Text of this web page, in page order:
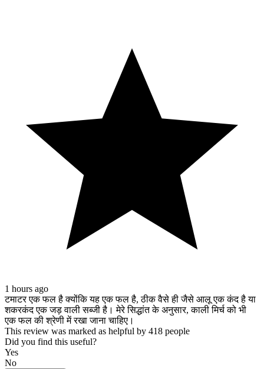
1 hours ago
टमाटर एक फल है क्योंकि यह एक फल है, ठीक वैसे ही जैसे आलू एक कंद है या
शकरकंद एक जड़ वाली सब्जी है। मेरे सिद्धांत के अनुसार, काली मिर्च को भी
एक फल की श्रेणी में रखा जाना चाहिए।
This review was marked as helpful by 418 people
Did you find this useful?
Yes
No